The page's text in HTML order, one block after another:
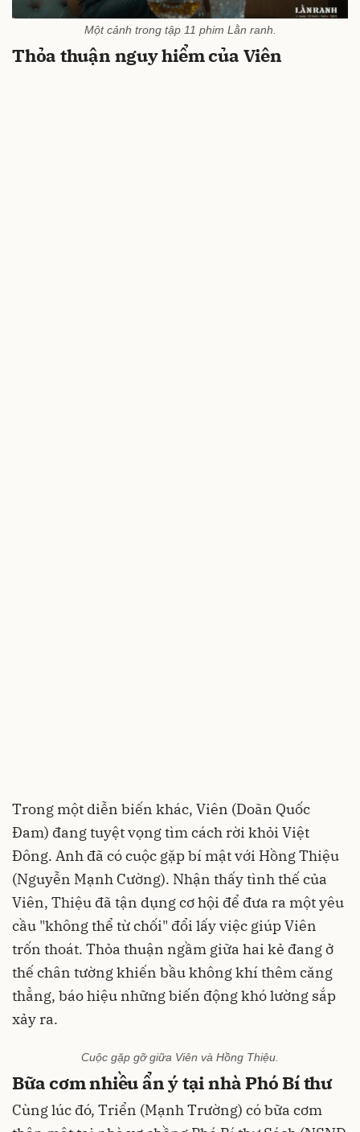
Một cảnh trong tập 11 phim Lằn ranh.
Thỏa thuận nguy hiểm của Viên
Trong một diễn biến khác, Viên (Doãn Quốc
Đam) đang tuyệt vọng tìm cách rời khỏi Việt
Đông. Anh đã có cuộc gặp bí mật với Hồng Thiệu
(Nguyễn Mạnh Cường). Nhận thấy tình thế của
Viên, Thiệu đã tận dụng cơ hội để đưa ra một yêu
cầu "không thể từ chối" đổi lấy việc giúp Viên
trốn thoát. Thỏa thuận ngầm giữa hai kẻ đang ở
thế chân tường khiến bầu không khí thêm căng
thẳng, báo hiệu những biến động khó lường sắp
xảy ra.
Cuộc gặp gỡ giữa Viên và Hồng Thiệu.
Bữa cơm nhiều ẩn ý tại nhà Phó Bí thư
Cùng lúc đó, Triển (Mạnh Trường) có bữa cơm